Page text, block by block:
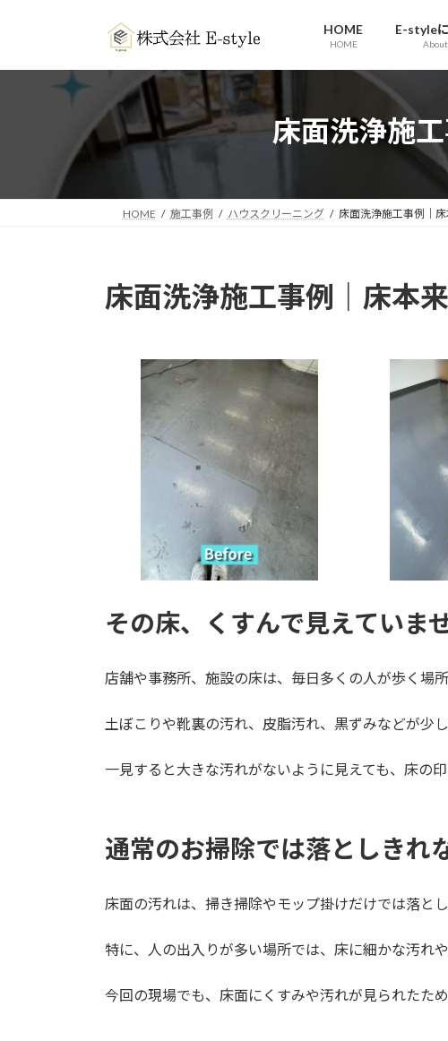
ン
プ
ー
動
HOME
HOME
E-style
床面洗浄施
HOME 施工事例 ハウスクリーニング 床面洗浄施工事例｜
床面洗浄施工事例｜床本
その床、くすんで見えていま
店舗や事務所、施設の床は、毎日多くの人が歩く場所
土ぼこりや靴裏の汚れ、皮脂汚れ、黒ずみなどが少
一見すると大きな汚れがないように見えても、床の
通常のお掃除では落としきれ
床面の汚れは、掃き掃除やモップ掛けだけでは落と
特に、人の出入りが多い場所では、床に細かな汚れ
今回の現場でも、床面にくすみや汚れが見られたた